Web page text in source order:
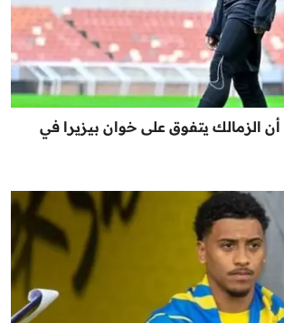
الزمالك يتفوق على خوان بيزيرا في